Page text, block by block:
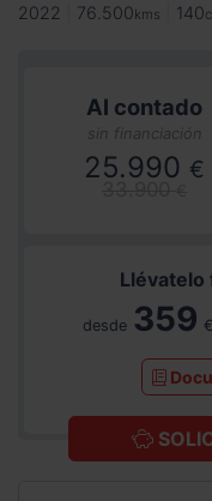
2022 76.500kms 140
Al contado
sin financiación
25.990 €
Llévatelo
desde 359